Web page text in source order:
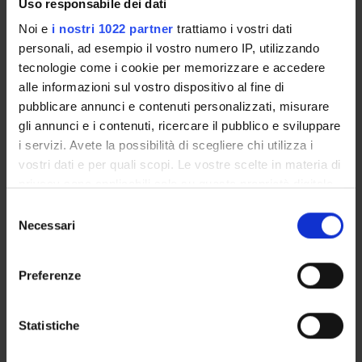
Uso responsabile dei dati
Noi e i nostri 1022 partner trattiamo i vostri dati
personali, ad esempio il vostro numero IP, utilizzando
tecnologie come i cookie per memorizzare e accedere
alle informazioni sul vostro dispositivo al fine di
pubblicare annunci e contenuti personalizzati, misurare
gli annunci e i contenuti, ricercare il pubblico e sviluppare
i servizi. Avete la possibilità di scegliere chi utilizza i
vostri dati e per quali scopi. Le vostre scelte in materia di
modificare o revocare il proprio consenso in qualsiasi
momento dalla Dichiarazione sui cookie o facendo clic
raccogliere informazioni sulla tua posizione
geografica, con un'approssimazione di qualche
delNecessari
Preferenze
Statistiche
GOVERNANCE
COMMISSIONI
UFFICI E STRUTTURE DI SERVIZIO
SERVIZI DI SEGRETERIA STUDENTI
Contatti